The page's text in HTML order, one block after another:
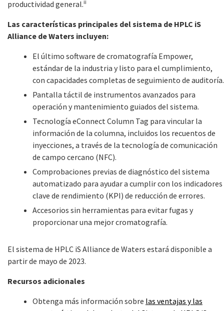
productividad general.ii
Las características principales del sistema de HPLC iS
Alliance de Waters incluyen:
El último software de cromatografía Empower,
estándar de la industria y listo para el cumplimiento,
con capacidades completas de seguimiento de auditoría.
Pantalla táctil de instrumentos avanzados para
operación y mantenimiento guiados del sistema.
Tecnología eConnect Column Tag para vincular la
información de la columna, incluidos los recuentos de
inyecciones, a través de la tecnología de comunicación
de campo cercano (NFC).
Comprobaciones previas de diagnóstico del sistema
automatizado para ayudar a cumplir con los indicadores
clave de rendimiento (KPI) de reducción de errores.
Accesorios sin herramientas para evitar fugas y
proporcionar una mejor cromatografía.
El sistema de HPLC iS Alliance de Waters estará disponible a
partir de mayo de 2023.
Recursos adicionales
Obtenga más información sobre las ventajas y las